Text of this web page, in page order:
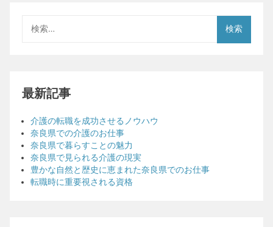
索:
最新記事
介護の転職を成功させるノウハウ
奈良県での介護のお仕事
奈良県で暮らすことの魅力
奈良県で見られる介護の現実
豊かな自然と歴史に恵まれた奈良県でのお仕事
転職時に重要視される資格